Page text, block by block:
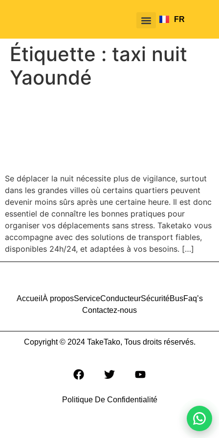
FR
EN
Étiquette : taxi nuit
Yaoundé
Se déplacer la nuit nécessite plus de vigilance, surtout
dans les grandes villes où certains quartiers peuvent
devenir moins sûrs après une certaine heure. Il est donc
essentiel de connaître les bonnes pratiques pour
organiser vos déplacements sans stress. Taketako vous
accompagne avec des solutions de transport fiables,
disponibles 24h/24, et adaptées à vos besoins. […]
Accueil À proposServiceConducteurSécuritéBusFaq’s
Contactez-nous
Copyright © 2024 TakeTako, Tous droits réservés.
Politique De Confidentialité